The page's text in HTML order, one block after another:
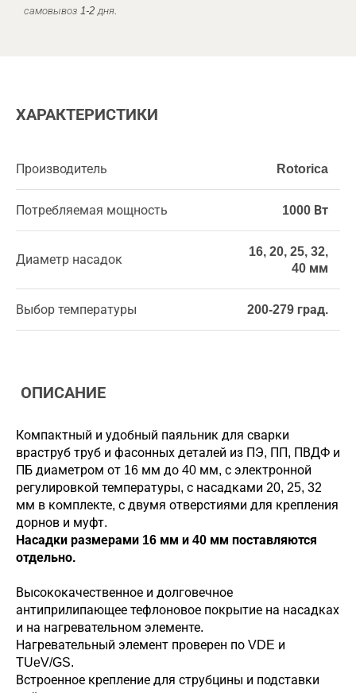
самовывоз 1-2 дня.
ХАРАКТЕРИСТИКИ
Производитель Rotorica
Потребляемая мощность 1000 Вт
Диаметр насадок
16, 20, 25, 32,
40 мм
Выбор температуры 200-279 град.
ОПИСАНИЕ
Компактный и удобный паяльник для сварки
враструб труб и фасонных деталей из ПЭ, ПП, ПВДФ и
ПБ диаметром от 16 мм до 40 мм, с электронной
регулировкой температуры, с насадками 20, 25, 32
мм в комплекте, с двумя отверстиями для крепления
дорнов и муфт.
Насадки размерами 16 мм и 40 мм поставляются
отдельно.
Высококачественное и долговечное
антиприлипающее тефлоновое покрытие на насадках
и на нагревательном элементе.
Нагревательный элемент проверен по VDE и
TUeV/GS.
Встроенное крепление для струбцины и подставки